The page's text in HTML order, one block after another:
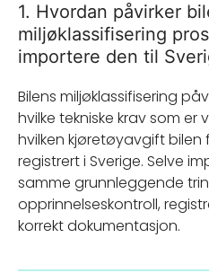
1. Hvordan påvirker
miljøklassifisering
importere den til
Bilens miljøklassifisering
hvilke tekniske krav som er
hvilken kjøretøyavgift
registrert i Sverige. Selve
samme grunnleggende
opprinnelseskontroll,
korrekt dokumentasjon.